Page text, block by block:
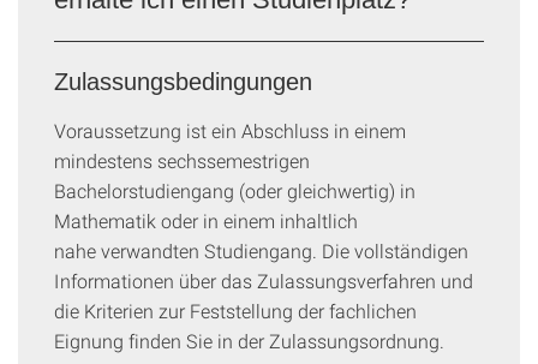
Zulassungsbedingungen
Voraussetzung ist ein Abschluss in einem
mindestens sechssemestrigen
Bachelorstudiengang (oder gleichwertig) in
Mathematik oder in einem inhaltlich
nahe verwandten Studiengang. Die vollständigen
Informationen über das Zulassungsverfahren und
die Kriterien zur Feststellung der fachlichen
Eignung finden Sie in der Zulassungsordnung.